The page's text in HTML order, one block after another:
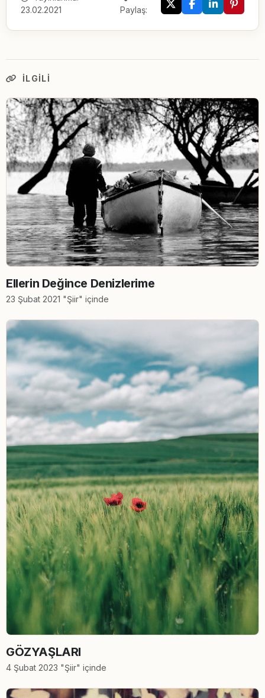
23.02.2021
Paylaş:
İLGILI
Ellerin Değince Denizlerime
23 Şubat 2021 "Şiir" içinde
GÖZYAŞLARI
4 Şubat 2023 "Şiir" içinde